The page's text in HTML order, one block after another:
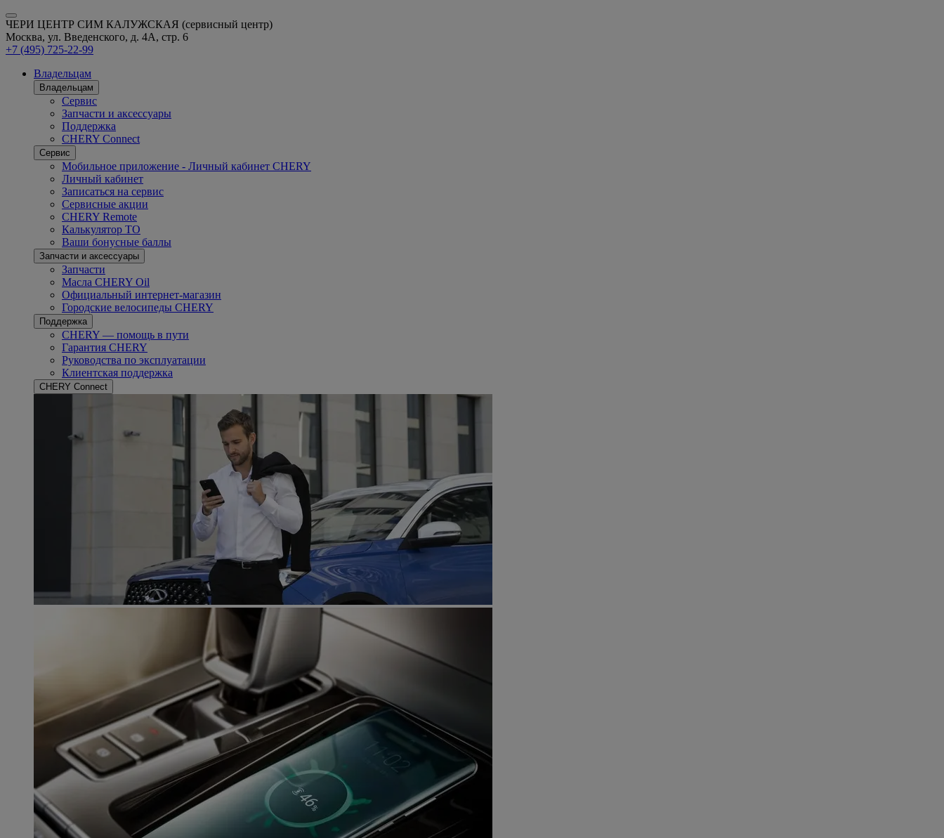
ЧЕРИ ЦЕНТР СИМ КАЛУЖСКАЯ (сервисный центр)
Москва, ул. Введенского, д. 4А, стр. 6
+7 (495) 725-22-99
Владельцам
Владельцам
Сервис
Запчасти и аксессуары
Поддержка
CHERY Connect
Сервис
Мобильное приложение - Личный кабинет CHERY
Личный кабинет
Записаться на сервис
Сервисные акции
CHERY Remote
Калькулятор ТО
Ваши бонусные баллы
Запчасти и аксессуары
Запчасти
Масла CHERY Oil
Официальный интернет-магазин
Городские велосипеды CHERY
Поддержка
CHERY — помощь в пути
Гарантия CHERY
Руководства по эксплуатации
Клиентская поддержка
CHERY Connect